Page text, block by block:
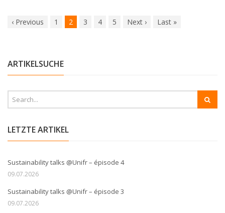
‹ Previous 1 2 3 4 5 Next › Last »
ARTIKELSUCHE
LETZTE ARTIKEL
Sustainability talks @Unifr – épisode 4
09.07.2026
Sustainability talks @Unifr – épisode 3
09.07.2026